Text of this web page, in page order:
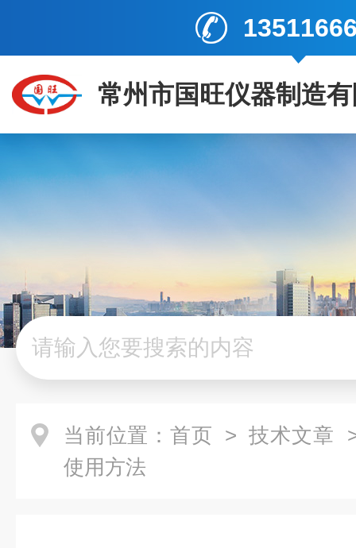
常州市国旺仪器制造
当前位置： 首页 > 技术文章
使用方法